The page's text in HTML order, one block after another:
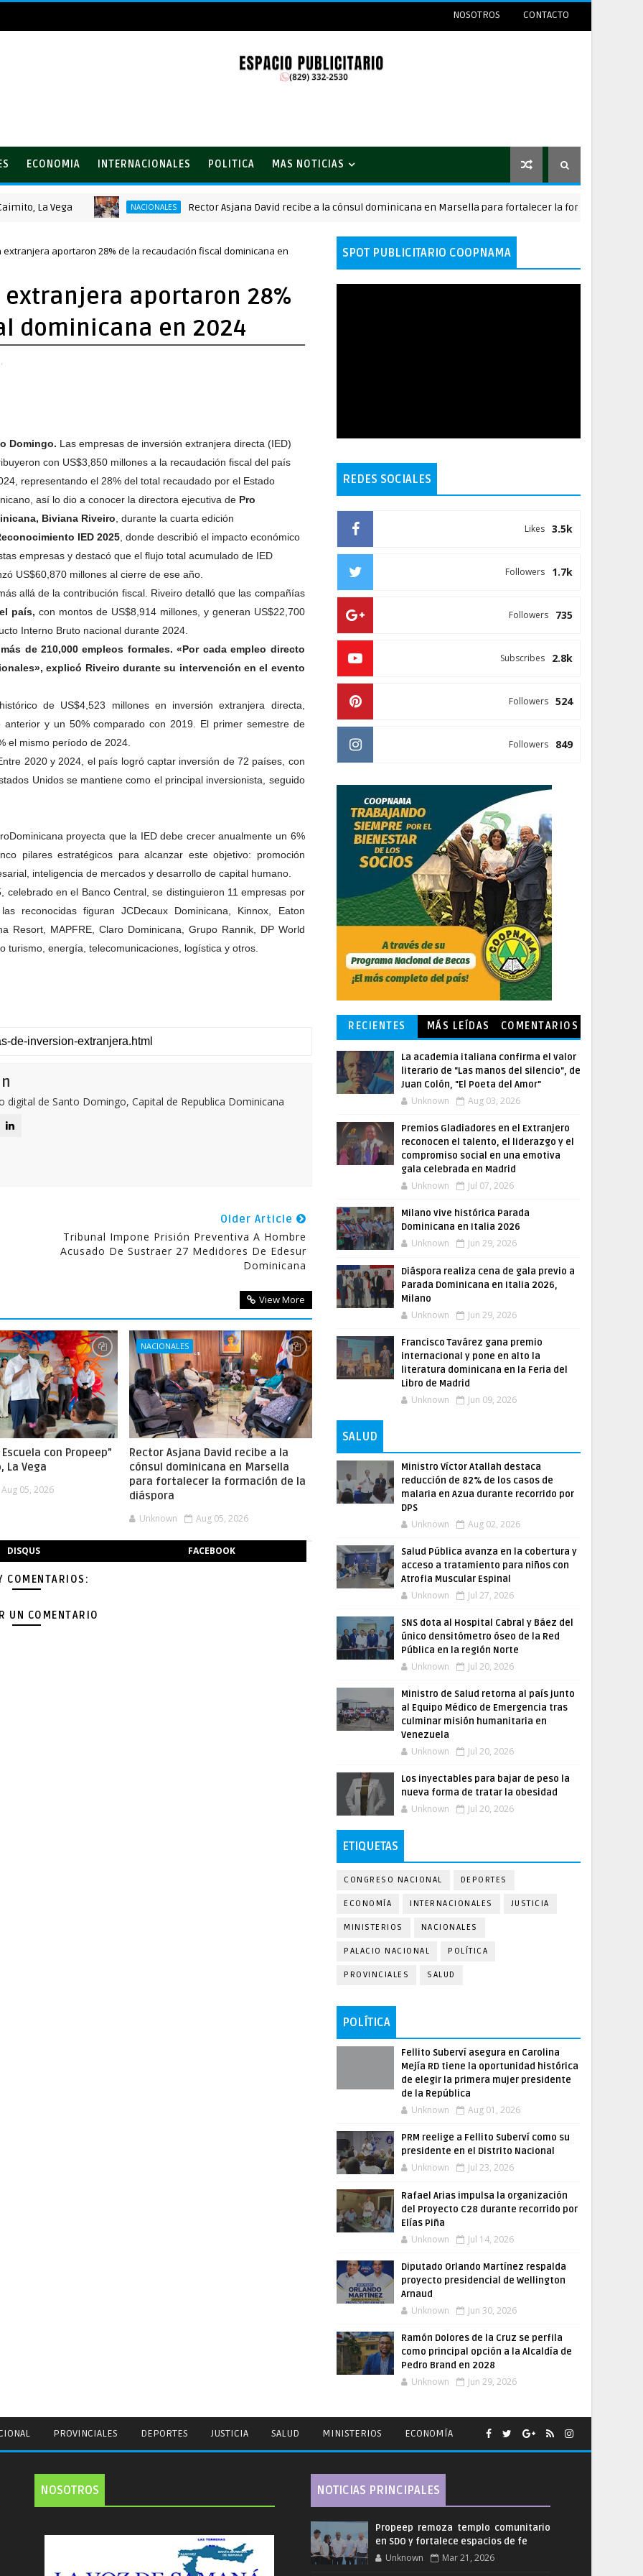
NOSOTROS CONTACTO
ECONOMIA INTERNACIONALES POLITICA MAS NOTICIAS
Vega NACIONALES Rector Asjana David recibe a la cónsul dominicana en Marsella para fortalecer la formación de la
aportaron 28% de la recaudación fiscal dominicana en
aportaron 28%
dominicana en 2024
Domingo. Las empresas de inversión extranjera directa (IED)
con US$3,850 millones a la recaudación fiscal del país
representando el 28% del total recaudado por el Estado
así lo dio a conocer la directora ejecutiva de Pro
Biviana Riveiro , durante la cuarta edición
IED 2025 , donde describió el impacto económico
empresas y destacó que el flujo total acumulado de IED
US$60,870 millones al cierre de ese año.
allá de la contribución fiscal. Riveiro detalló que las compañías
país, con montos de US$8,914 millones, y generan US$22,700
Interno Bruto nacional durante 2024.
de 210,000 empleos formales. «Por cada empleo directo
explicó Riveiro durante su intervención en el evento
de US$4,523 millones en inversión extranjera directa,
y un 50% comparado con 2019. El primer semestre de
el mismo período de 2024.
2020 y 2024, el país logró captar inversión de 72 países, con
Unidos se mantiene como el principal inversionista, seguido
proyecta que la IED debe crecer anualmente un 6%
pilares estratégicos para alcanzar este objetivo: promoción
inteligencia de mercados y desarrollo de capital humano.
celebrado en el Banco Central, se distinguieron 11 empresas por
reconocidas figuran JCDecaux Dominicana, Kinnox, Eaton
Resort, MAPFRE, Claro Dominicana, Grupo Rannik, DP World
turismo, energía, telecomunicaciones, logística y otros.
digital de Santo Domingo, Capital de Republica Dominicana
Older Article
Tribunal Impone Prisión Preventiva A Hombre
Acusado De Sustraer 27 Medidores De Edesur
Dominicana
View More
con Propeep”
La Vega
Aug 05, 2026
NACIONALES
Rector Asjana David recibe a la
cónsul dominicana en Marsella
para fortalecer la formación de la
diáspora
Unknown Aug 05, 2026
DISQUS FACEBOOK
COMENTARIOS:
UN COMENTARIO
SPOT PUBLICITARIO COOPNAMA
REDES SOCIALES
3.5k
Likes
1.7k
Followers
735
Followers
2.8k
Subscribes
524
Followers
849
Followers
RECIENTES MÁS LEÍDAS COMENTARIOS
La academia italiana confirma el valor
literario de "Las manos del silencio", de
Juan Colón, "El Poeta del Amor"
Unknown Aug 03, 2026
Premios Gladiadores en el Extranjero
reconocen el talento, el liderazgo y el
compromiso social en una emotiva
gala celebrada en Madrid
Unknown Jul 07, 2026
Milano vive histórica Parada
Dominicana en Italia 2026
Unknown Jun 29, 2026
Diáspora realiza cena de gala previo a
Parada Dominicana en Italia 2026,
Milano
Unknown Jun 29, 2026
Francisco Tavárez gana premio
internacional y pone en alto la
literatura dominicana en la Feria del
Libro de Madrid
Unknown Jun 09, 2026
SALUD
Ministro Víctor Atallah destaca
reducción de 82% de los casos de
malaria en Azua durante recorrido por
DPS
Unknown Aug 02, 2026
Salud Pública avanza en la cobertura y
acceso a tratamiento para niños con
Atrofia Muscular Espinal
Unknown Jul 27, 2026
SNS dota al Hospital Cabral y Báez del
único densitómetro óseo de la Red
Pública en la región Norte
Unknown Jul 20, 2026
Ministro de Salud retorna al país junto
al Equipo Médico de Emergencia tras
culminar misión humanitaria en
Venezuela
Unknown Jul 20, 2026
Los inyectables para bajar de peso la
nueva forma de tratar la obesidad
Unknown Jul 20, 2026
ETIQUETAS
CONGRESO NACIONAL DEPORTES
ECONOMÍA INTERNACIONALES JUSTICIA
MINISTERIOS NACIONALES
PALACIO NACIONAL POLÍTICA
PROVINCIALES SALUD
POLÍTICA
Fellito Suberví asegura en Carolina
Mejía RD tiene la oportunidad histórica
de elegir la primera mujer presidente
de la República
Unknown Aug 01, 2026
PRM reelige a Fellito Suberví como su
presidente en el Distrito Nacional
Unknown Jul 23, 2026
Rafael Arias impulsa la organización
del Proyecto C28 durante recorrido por
Elías Piña
Unknown Jul 14, 2026
Diputado Orlando Martínez respalda
proyecto presidencial de Wellington
Arnaud
Unknown Jun 30, 2026
Ramón Dolores de la Cruz se perfila
como principal opción a la Alcaldía de
Pedro Brand en 2028
Unknown Jun 29, 2026
PROVINCIALES DEPORTES JUSTICIA SALUD MINISTERIOS ECONOMÍA
NOSOTROS NOTICIAS PRINCIPALES
Propeep remoza templo comunitario
en SDO y fortalece espacios de fe
Unknown Mar 21, 2026